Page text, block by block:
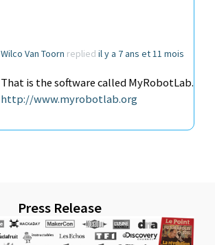
Wilco Van Toorn replied il y a 7 ans et 11 mois
That is the software called MyRobotLab.
http://www.myrobotlab.org
Press Release